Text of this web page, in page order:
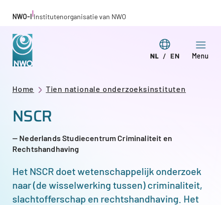
Overslaan
naar
gaan
NWO-I|Institutenorganisatie van NWO
Taal
NL
in
EN
in
Menu
Kruimelpad
Home Tien nationale onderzoeksinstituten
NSCR
Nederlands Studiecentrum Criminaliteit en
Rechtshandhaving
Het NSCR doetwetenschappelijk onderzoek
naar (de wisselwerking tussen) criminaliteit,
slachtofferschap en rechtshandhaving. Het